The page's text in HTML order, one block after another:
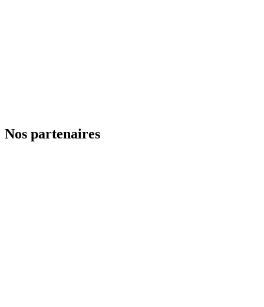
Nos partenaires